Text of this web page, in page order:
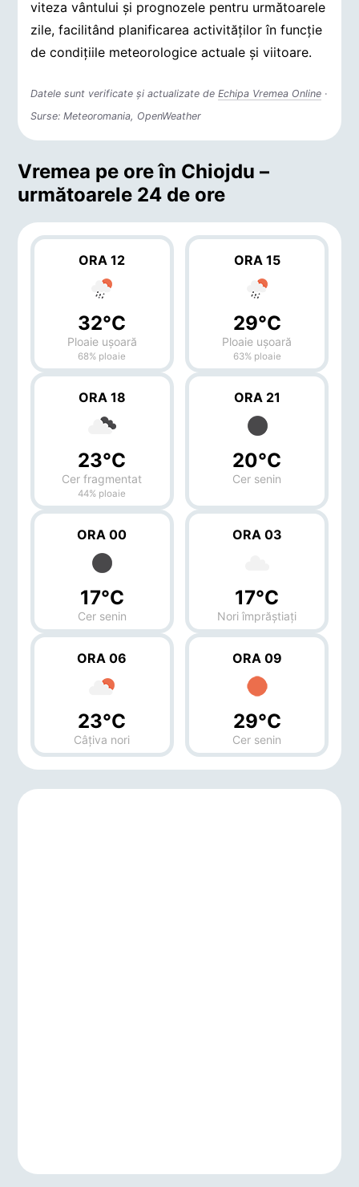
viteza vântului și prognozele pentru următoarele
zile, facilitând planificarea activităților în funcție
de condițiile meteorologice actuale și viitoare.
Datele sunt verificate și actualizate deEchipa Vremea Online ·
Surse: Meteoromania, OpenWeather
Vremea pe ore în Chiojdu –
următoarele 24 de ore
ORA 12
32°C
Ploaie ușoară
68% ploaie
ORA 15
29°C
Ploaie ușoară
63% ploaie
ORA 18
23°C
Cer fragmentat
44% ploaie
ORA 21
20°C
Cer senin
ORA 00
17°C
Cer senin
ORA 03
17°C
Nori împrăștiați
ORA 06
23°C
Câțiva nori
ORA 09
29°C
Cer senin